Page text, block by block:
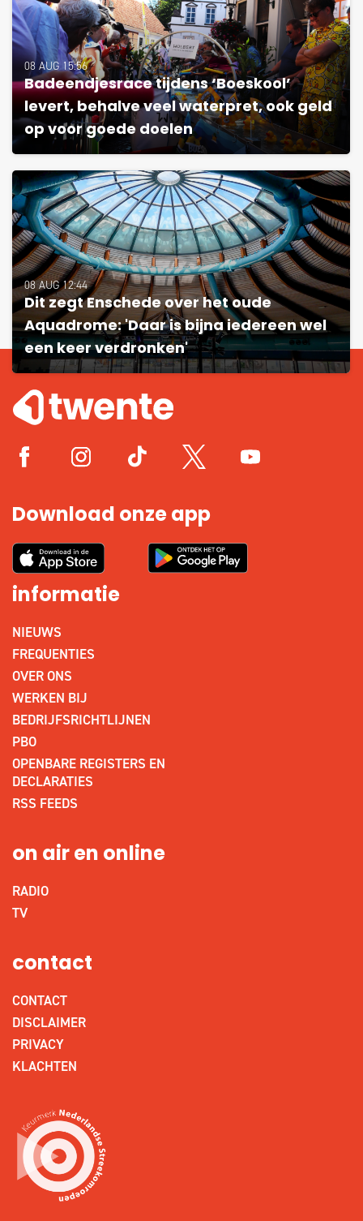
08 AUG 15:56
Badeendjesrace tijdens ‘Boeskool’
levert, behalve veel waterpret, ook geld
op voor goede doelen
08 AUG 12:44
Dit zegt Enschede over het oude
Aquadrome: 'Daar is bijna iedereen wel
een keer verdronken'
Download onze app
informatie
NIEUWS
FREQUENTIES
OVER ONS
WERKEN BIJ
BEDRIJFSRICHTLIJNEN
PBO
OPENBARE REGISTERS EN
DECLARATIES
RSS FEEDS
on air en online
RADIO
TV
contact
CONTACT
DISCLAIMER
PRIVACY
KLACHTEN